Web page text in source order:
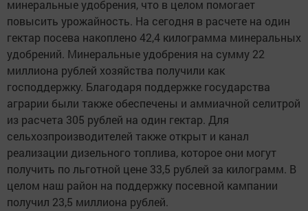
минеральные удобрения, что в целом помогает
повысить урожайность. На сегодня в расчете на один
гектар посева накоплено 42,4 килограмма минеральных
удобрений. Минеральные удобрения на сумму 22
миллиона рублей хозяйства получили как
господдержку. Благодаря поддержке государства
аграрии были также обеспечены и аммиачной селитрой
из расчета 305 рублей на один гектар. Для
сельхозпроизводителей также открыт и канал
реализации дизельного топлива, которое они могут
получить по льготной цене 33,5 рублей за килограмм. В
целом наш район на поддержку посевной кампании
получил 23,5 миллиона рублей.